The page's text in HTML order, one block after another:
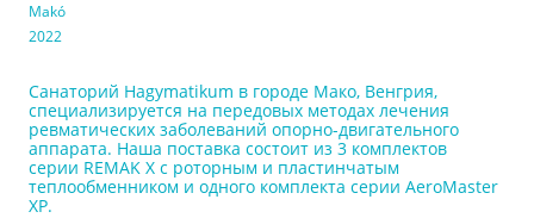
Makó
2022
Санаторий Hagymatikum в городе Мако, Венгрия,
специализируется на передовых методах лечения
ревматических заболеваний опорно-двигательного
аппарата. Наша поставка состоит из 3 комплектов
серии REMAK X с роторным и пластинчатым
теплообменником и одного комплекта серии AeroMaster
XP.